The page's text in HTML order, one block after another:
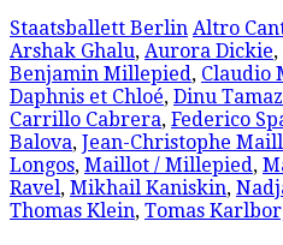
Staatsballett Berlin Altro
Arshak Ghalu, Aurora Dickie,
Benjamin Millepied, Claudio
Daphnis et Chloé, Dinu
Carrillo Cabrera, Federico
Balova, Jean-Christophe
Longos, Maillot / Millepied,
Ravel, Mikhail Kaniskin,
Thomas Klein, Tomas